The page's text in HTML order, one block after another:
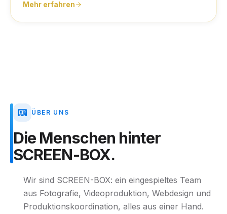
Mehr erfahren
ÜBER UNS
Die Menschen hinter
SCREEN-BOX.
Wir sind SCREEN-BOX: ein eingespieltes Team
aus Fotografie, Videoproduktion, Webdesign und
Produktionskoordination, alles aus einer Hand.